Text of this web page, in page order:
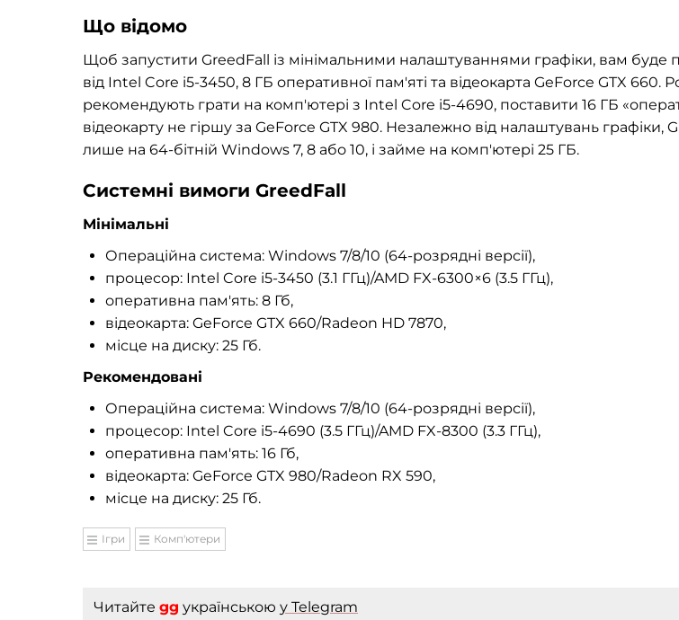
Що відомо
Щоб запустити GreedFall із мінімальними налаштуваннями графіки, вам буде
від Intel Core i5-3450, 8 ГБ оперативної пам'яті та відеокарта GeForce GTX 660.
рекомендують грати на комп'ютері з Intel Core i5-4690, поставити 16 ГБ
відеокарту не гіршу за GeForce GTX 980. Незалежно від налаштувань графіки,
лише на 64-бітній Windows 7, 8 або 10, і займе на комп'ютері 25 ГБ.
Системні вимоги GreedFall
Мінімальні
Операційна система: Windows 7/8/10 (64-розрядні версії),
процесор: Intel Core i5-3450 (3.1 ГГц)/AMD FX-6300×6 (3.5 ГГц),
оперативна пам'ять: 8 Гб,
відеокарта: GeForce GTX 660/Radeon HD 7870,
місце на диску: 25 Гб.
Рекомендовані
Операційна система: Windows 7/8/10 (64-розрядні версії),
процесор: Intel Core i5-4690 (3.5 ГГц)/AMD FX-8300 (3.3 ГГц),
оперативна пам'ять: 16 Гб,
відеокарта: GeForce GTX 980/Radeon RX 590,
місце на диску: 25 Гб.
Ігри Комп'ютери
Читайте gg українською у Telegram